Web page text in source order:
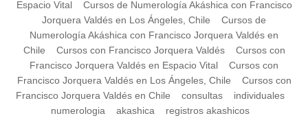
Espacio Vital
Cursos de Numerología Akáshica con Francisco
Jorquera Valdés en Los Ángeles, Chile
Cursos de
Numerología Akáshica con Francisco Jorquera Valdés en
Chile
Cursos con Francisco Jorquera Valdés
Cursos con
Francisco Jorquera Valdés en Espacio Vital
Cursos con
Francisco Jorquera Valdés en Los Ángeles, Chile
Cursos con
Francisco Jorquera Valdés en Chile
consultas
individuales
numerologia
akashica registros akashicos